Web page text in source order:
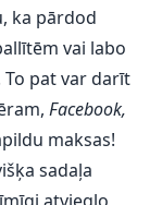
ka pārdod
vai labo
pat var darīt
Facebook,
maksas!
sadaļa